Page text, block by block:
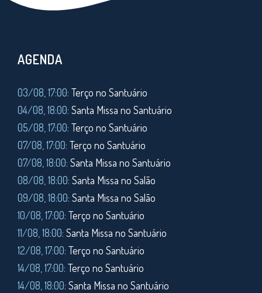
AGENDA
03/08, 17:00: Terço no Santuário
04/08, 18:00: Santa Missa no Santuário
05/08, 17:00: Terço no Santuário
07/08, 17:00: Terço no Santuário
07/08, 18:00: Santa Missa no Santuário
08/08, 18:00: Santa Missa no Salão
09/08, 18:00: Santa Missa no Salão
10/08, 17:00: Terço no Santuário
11/08,18:00: Santa Missa no Santuário
12/08, 17:00: Terço no Santuário
14/08, 17:00: Terço no Santuário
14/08, 18:00: Santa Missa no Santuário